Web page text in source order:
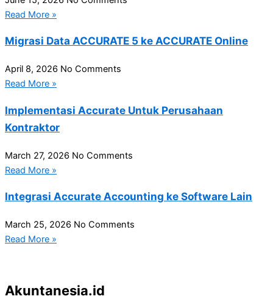
Read More »
Migrasi Data ACCURATE 5 ke ACCURATE Online
April 8, 2026 No Comments
Read More »
Implementasi Accurate Untuk Perusahaan
Kontraktor
March 27, 2026 No Comments
Read More »
Integrasi Accurate Accounting ke Software Lain
March 25, 2026 No Comments
Read More »
Akuntanesia.id